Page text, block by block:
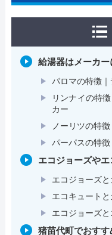
給湯器はメーカー
パロマの特徴
リンナイの特
カー
ノーリツの特
パーパスの特
エコジョーズや
エコジョーズ
エコキュート
エコジョーズ
猪苗代町でおす